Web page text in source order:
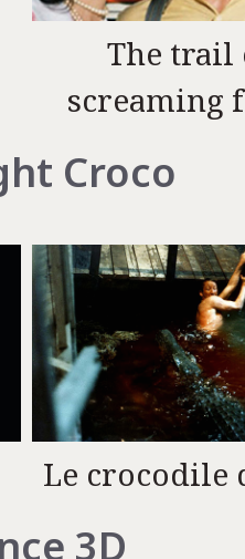
The trail
screaming
Croco
Le crocodile
3D